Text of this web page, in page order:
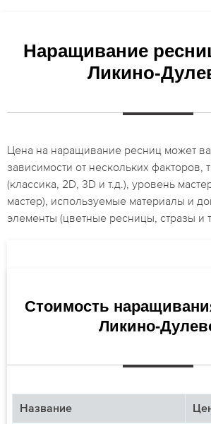
Наращивание
Ликино-
Цена на наращивание ресниц может
зависимости от нескольких факторов,
(классика, 2D, 3D и т.д.), уровень
мастер), используемые материалы и
элементы (цветные ресницы, стразы и
Стоимость
Ликино-
Название